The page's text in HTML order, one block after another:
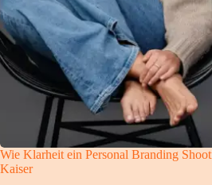
Wie Klarheit ein Personal Branding
Kaiser